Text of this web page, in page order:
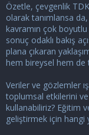
Özetle, çevgenlik
olarak tanımlansa
kavramın çok
sonuç odaklı bakış
plana çıkaran
hem bireysel hem de
Veriler ve gözlemler
toplumsal etkilerini
kullanabiliriz? Eğitim
geliştirmek için hangi